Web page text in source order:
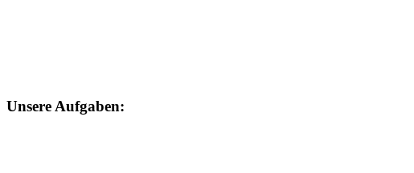
Unsere Aufgaben: